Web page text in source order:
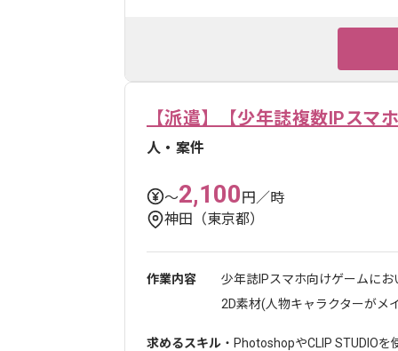
【派遣】【少年誌複数IPスマ
人・案件
〜2,100円／時
神田（東京都）
作業内容
少年誌IPスマホ向けゲームにお
2D素材(人物キャラクターがメ
求めるスキル ・PhotoshopやCLIP STUDIO